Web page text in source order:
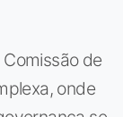
de
onde